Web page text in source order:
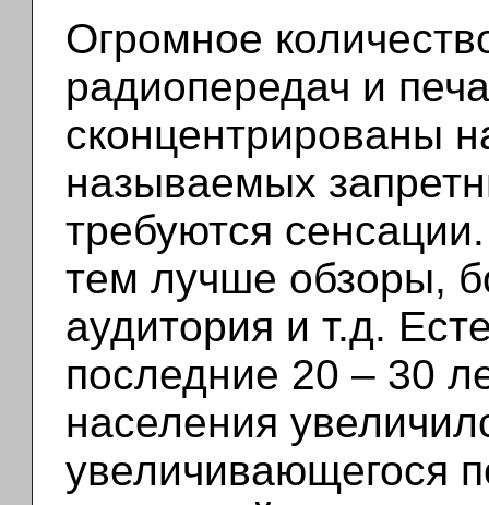
Огромное
радиопередач и
сконцентрированы
называемых
требуются
тем лучше обзоры,
аудитория и т.д.
последние 20 – 30
населения
увеличивающегося